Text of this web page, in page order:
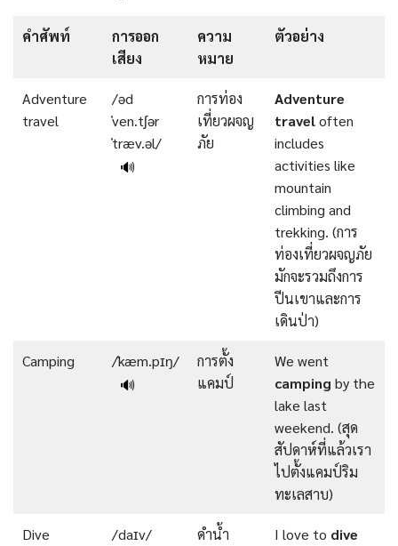
คําศัพท์
การออก
เสียง
ความ
หมาย
ตัวอย่าง
Adventure
travel
/əd
ˈven.tʃər
ˈtræv.əl/
🔊
การท่อง
เที่ยวผจญ
ภัย
Adventure
traveloften
includes
activities like
mountain
climbing and
trekking. (การ
ท่องเที่ยวผจญภัย
มักจะรวมถึงการ
ปีนเขาและการ
เดินป่า)
Camping
/ˈkæm.pɪŋ/
🔊
การตั้ง
แคมป์
We went
camping by the
lake last
weekend. (สุด
สัปดาห์ที่แล้วเรา
ไปตั้งแคมป์ริม
ทะเลสาบ)
Dive
/daɪv/
ดำน้ำ I love to dive